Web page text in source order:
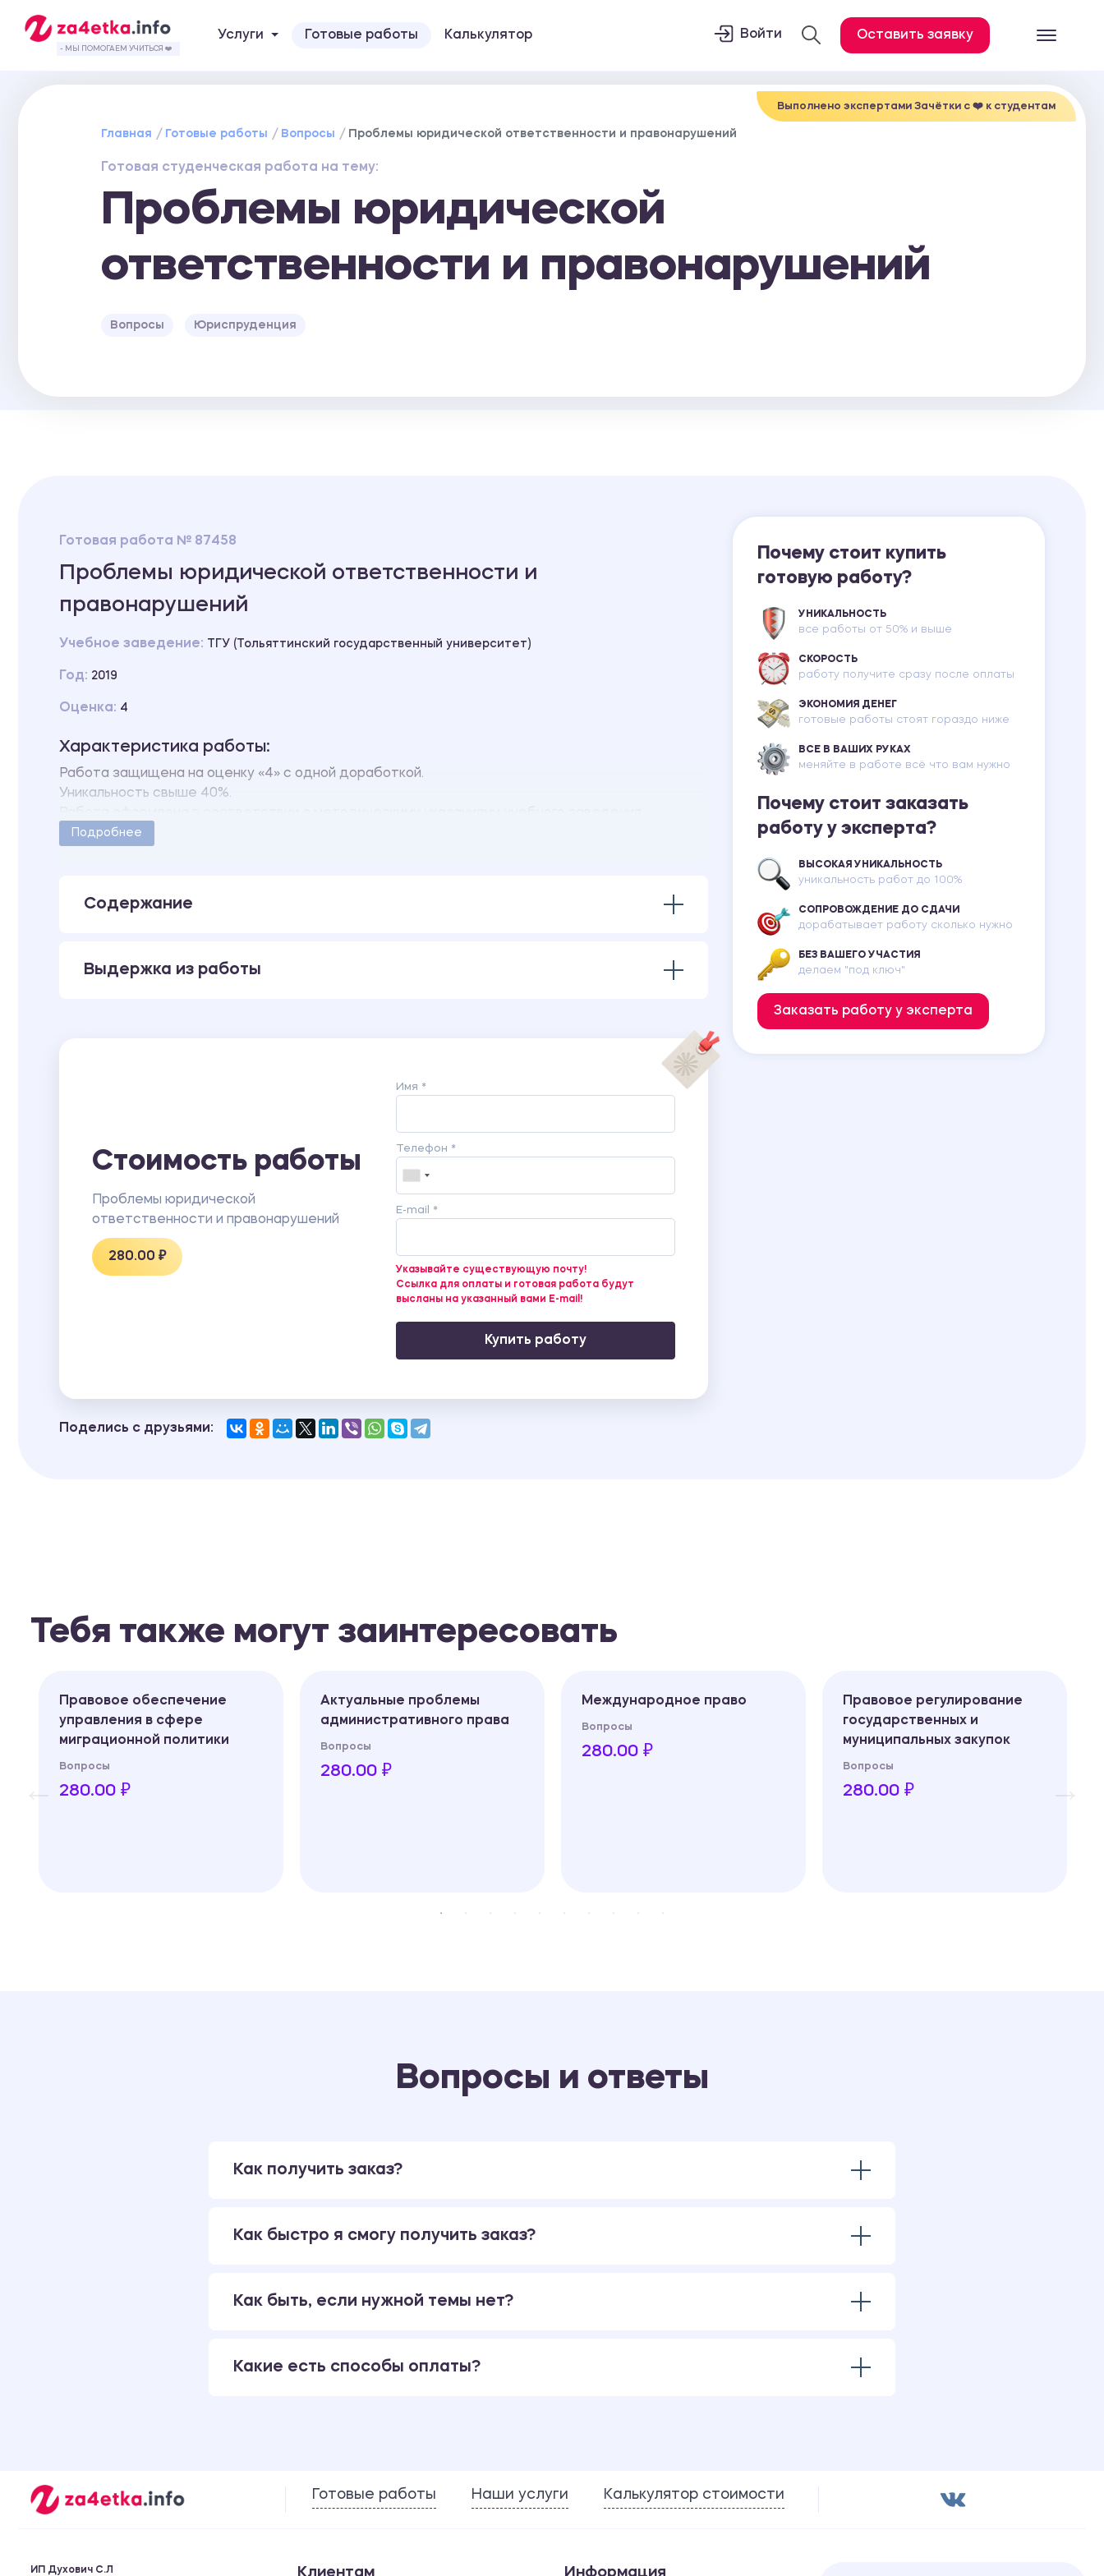
Все услуги
Отчет по практике
- МЫ ПОМОГАЕМ УЧИТЬСЯ ❤️
Услуги Готовые работы Калькулятор Войти Оставить заявку
Выполнено экспертами Зачётки c ❤️ к студентам
Главная Готовые работы Вопросы Проблемы юридической ответственности и правонарушений
Готовая студенческая работа на тему:
Проблемы юридической
ответственности и правонарушений
Вопросы Юриспруденция
Готовая работа № 87458
Проблемы юридической ответственности и
правонарушений
Учебное заведение: ТГУ (Тольяттинский государственный университет)
Год: 2019
Оценка: 4
Характеристика работы:
Работа защищена на оценку «4» с одной доработкой.
Уникальность свыше 40%.
Количество страниц - 3.
Подробнее
Содержание
Выдержка из работы
Стоимость работы
Проблемы юридической
ответственности и правонарушений
280.00 ₽
Имя *
Телефон *
E-mail *
Указывайте существующую почту!
Ссылка для оплаты и готовая работа будут
высланы на указанный вами E-mail!
Купить работу
Почему стоит купить
готовую работу?
УНИКАЛЬНОСТЬ
все работы от 50% и выше
СКОРОСТЬ
работу получите сразу после оплаты
ЭКОНОМИЯ ДЕНЕГ
готовые работы стоят гораздо ниже
ВСЕ В ВАШИХ РУКАХ
меняйте в работе всё что вам нужно
Почему стоит заказать
работу у эксперта?
ВЫСОКАЯ УНИКАЛЬНОСТЬ
уникальность работ до 100%
СОПРОВОЖДЕНИЕ ДО СДАЧИ
дорабатывает работу сколько нужно
БЕЗ ВАШЕГО УЧАСТИЯ
делаем "под ключ"
Заказать работу у эксперта
Поделись с друзьями:
Тебя также могут заинтересовать
Правовое обеспечение
управления в сфере
миграционной политики
Вопросы
280.00 ₽
Актуальные проблемы
административного права
Вопросы
280.00 ₽
Международное право
Вопросы
280.00 ₽
Правовое регулирование
государственных и
муниципальных закупок
Вопросы
280.00 ₽
Вопросы и ответы
Как получить заказ?
Как быстро я смогу получить заказ?
Как быть, если нужной темы нет?
Какие есть способы оплаты?
Готовые работы Наши услуги Калькулятор стоимости
ИП Духович С.Л